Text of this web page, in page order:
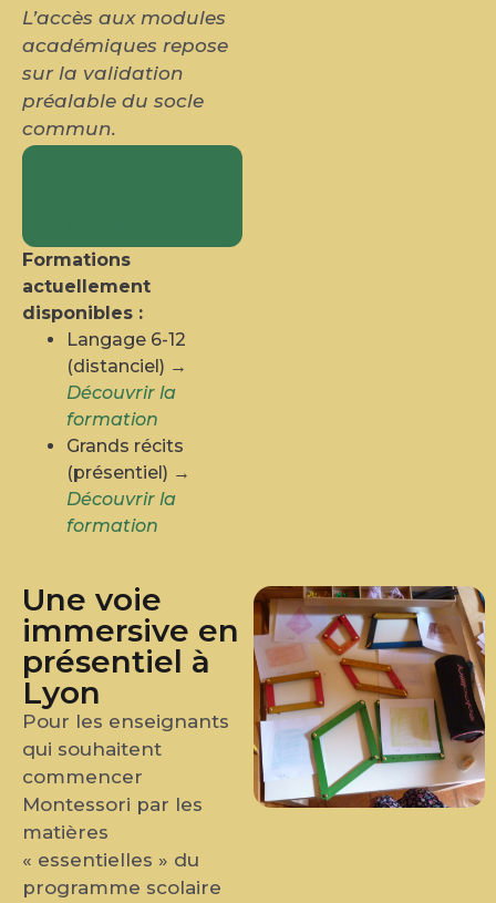
L’accès aux modules
académiques repose
sur la validation
préalable du socle
commun.
Formations
actuellement
disponibles :
Langage 6-12
(distanciel) →
Découvrir la
formation
Grands récits
(présentiel) →
Découvrir la
formation
Une voie
immersive en
présentiel à
Lyon
Pour les enseignants
qui souhaitent
commencer
Montessori par les
matières
« essentielles » du
programme scolaire